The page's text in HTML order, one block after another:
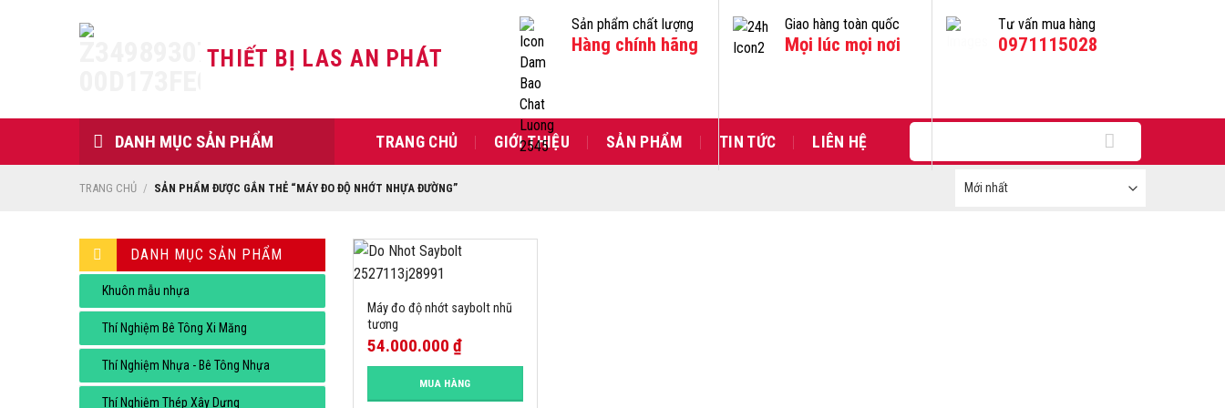
THIẾT BỊ LAS AN PHÁT
Sản phẩm chất lượng
Hàng chính hãng
Giao hàng toàn quốc
Mọi lúc mọi nơi
Tư vấn mua hàng
0971115028
DANH MỤC SẢN PHẨM TRANG CHỦ GIỚI THIỆU SẢN PHẨM TIN TỨC LIÊN HỆ
kiếm:
TRANG CHỦ / SẢN PHẨM ĐƯỢC GẮN THẺ “MÁY ĐO ĐỘ NHỚT NHỰA ĐƯỜNG”
DANH MỤC SẢN PHẨM
Khuôn mẫu nhựa
Thí Nghiệm Bê Tông Xi Măng
Thí Nghiệm Nhựa - Bê Tông Nhựa
Thí Nghiệm Thép Xây Dựng
Máy đo độ nhớt saybolt nhũ
tương
54.000.000 ₫
MUA HÀNG